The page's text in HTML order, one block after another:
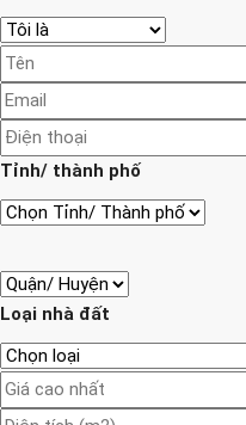
Tỉnh/ thành phố
Loại nhà đất